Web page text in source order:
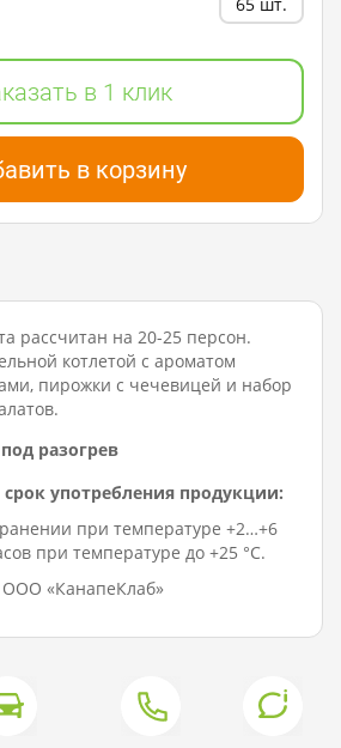
в 1 клик
в корзину
рассчитан на 20-25 персон.
котлетой с ароматом
пирожки с чечевицей и набор
разогрев
употребления продукции:
при температуре +2…+6
при температуре до +25 °C.
ООО «КанапеКлаб»